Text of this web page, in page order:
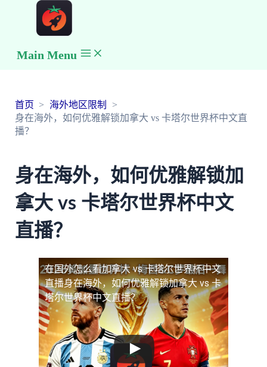
Main Menu
首页
海外地区限制
身在海外，如何优雅解锁加拿大 vs 卡塔尔世界杯中文直
播？
身在海外，如何优雅解锁加
拿大 vs 卡塔尔世界杯中文
直播？
在国外怎么看加拿大 vs 卡塔尔世界杯中文
直播身在海外，如何优雅解锁加拿大 vs 卡
塔尔世界杯中文直播？